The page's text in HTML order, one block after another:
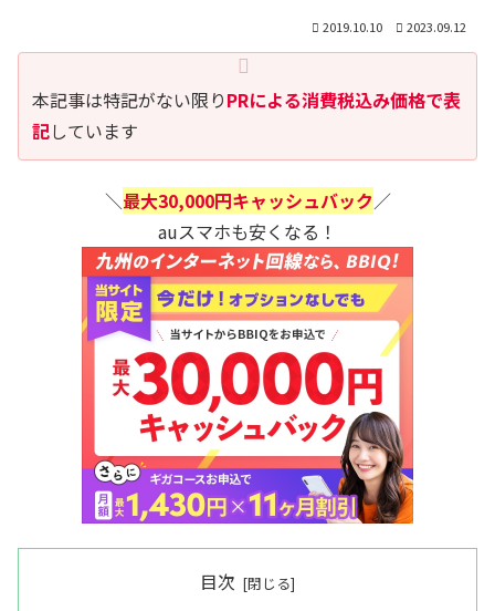
2019.10.10 2023.09.12
本記事は特記がない限りPRによる消費税込み価格で表
記しています
＼最大30,000円キャッシュバック／
auスマホも安くなる！
目次